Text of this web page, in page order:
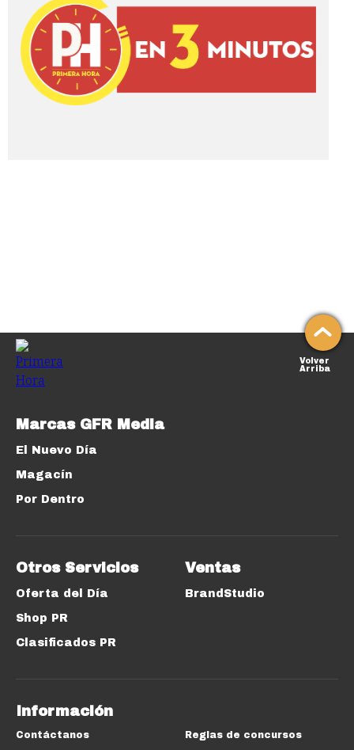
Volver
Arriba
Marcas GFR Media
El Nuevo Día
Magacín
Por Dentro
Otros Servicios
Oferta del Día
Shop PR
Clasificados PR
Ventas
BrandStudio
Información
Contáctanos Reglas de concursos